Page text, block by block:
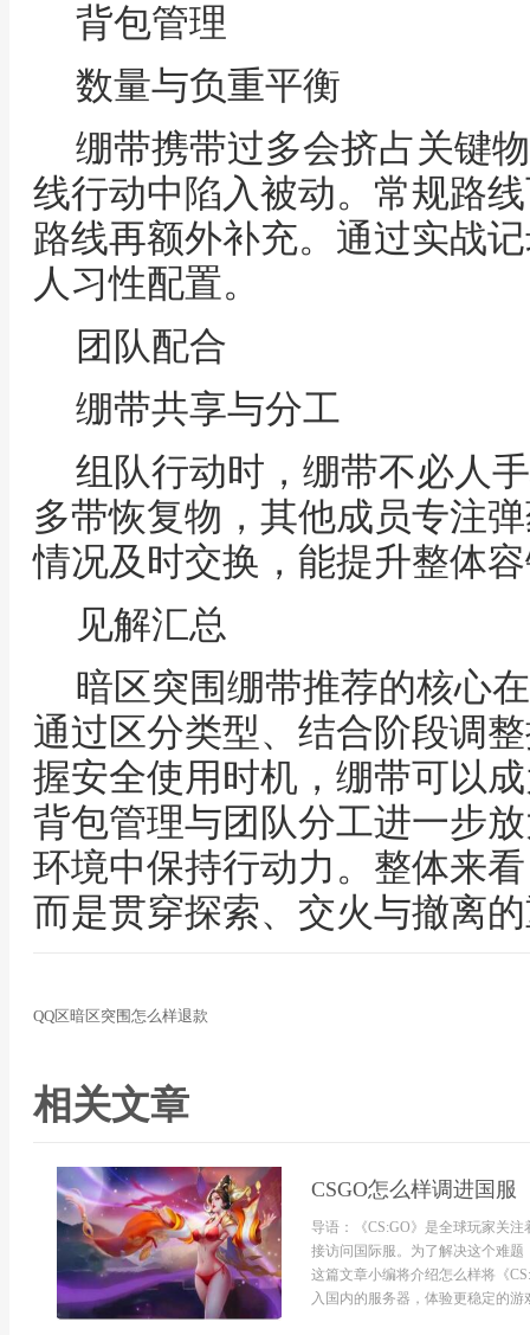
背包管理
数量与负重平衡
绷带携带过多会挤占关键
线行动中陷入被动。常规路
路线再额外补充。通过实战
人习性配置。
团队配合
绷带共享与分工
组队行动时，绷带不必人
多带恢复物，其他成员专注
情况及时交换，能提升整体
见解汇总
暗区突围绷带推荐的核心
通过区分类型、结合阶段调
握安全使用时机，绷带可以
背包管理与团队分工进一步
环境中保持行动力。整体来
而是贯穿探索、交火与撤离
QQ区暗区突围怎么样退款
相关文章
CSGO怎么样调进国服
导语：《CS:GO》是全球玩家关
接访问国际服。为了解决这个难
这篇文章小编将介绍怎么样将《
入国内的服务器，体验更稳定的游